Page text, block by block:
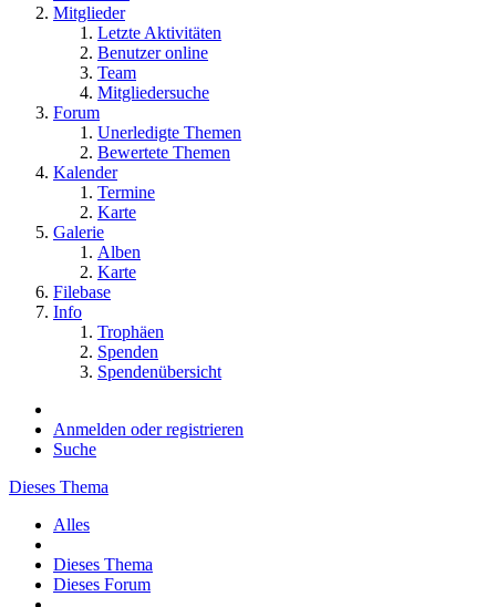
Mitglieder
Letzte Aktivitäten
Benutzer online
Team
Mitgliedersuche
Forum
Unerledigte Themen
Bewertete Themen
Kalender
Termine
Karte
Galerie
Alben
Karte
Filebase
Info
Trophäen
Spenden
Spendenübersicht
Anmelden oder registrieren
Suche
Dieses Thema
Alles
Dieses Thema
Dieses Forum